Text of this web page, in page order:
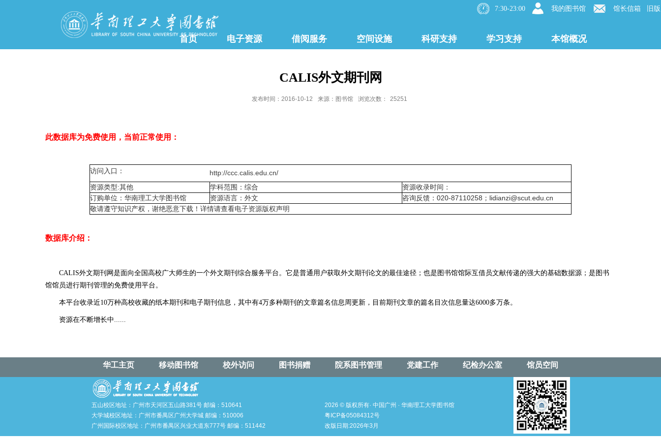
7:30-23:00 我的图书馆 馆长信箱 旧版
首页 电子资源 借阅服务 空间设施 科研支持 学习支持 本馆概况
CALIS外文期刊网
发布时间：2016-10-12 来源：图书馆 浏览次数： 25251
此数据库为免费使用，当前正常使用：
访问入口：
http://ccc.calis.edu.cn/
资源类型:其他
学科范围：综合
资源收录时间：
订购单位：华南理工大学图书馆
资源语言：外文
咨询反馈：020-87110258；lidianzi@scut.edu.cn
敬请遵守知识产权，谢绝恶意下载！详情请查看电子资源版权声明
数据库介绍：
CALIS外文期刊网是面向全国高校广大师生的一个外文期刊综合服务平台。它是普通用户获取外文期刊论文的最佳途径；也是图书馆馆际互借员文献传递的强大的基础数据源；是图书
馆馆员进行期刊管理的免费使用平台。
本平台收录近10万种高校收藏的纸本期刊和电子期刊信息，其中有4万多种期刊的文章篇名信息周更新，目前期刊文章的篇名目次信息量达6000多万条。
资源在不断增长中......
华工主页 移动图书馆 校外访问 图书捐赠 院系图书管理 党建工作 纪检办公室 馆员空间
五山校区地址：广州市天河区五山路381号 邮编：510641
大学城校区地址：广州市番禺区广州大学城 邮编：510006
广州国际校区地址：广州市番禺区兴业大道东777号 邮编：511442
2026 © 版权所有· 中国广州 · 华南理工大学图书馆
粤ICP备05084312号
改版日期:2026年3月